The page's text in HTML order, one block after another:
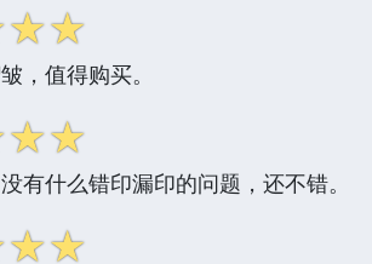
☆☆
，值得购买。
☆☆
有什么错印漏印的问题，还不错。
☆☆